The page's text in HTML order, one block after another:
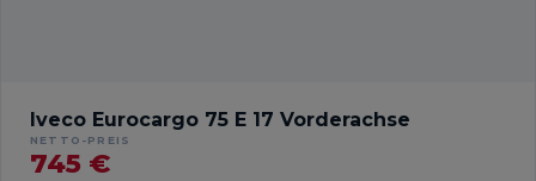
Iveco Eurocargo 75 E 17 Vorderachse
NETTO-PREIS
745 €